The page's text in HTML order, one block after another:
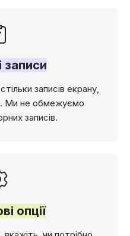
записи
записів екрану,
Ми не обмежуємо
записів.
опції